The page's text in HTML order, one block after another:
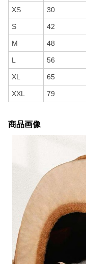
XS 30
S 42
M 48
L 56
XL 65
XXL 79
商品画像